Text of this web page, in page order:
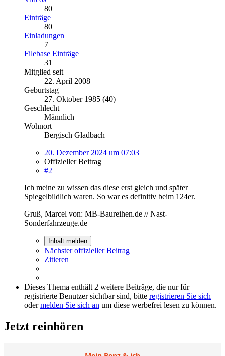
80
Einträge
80
Einladungen
7
Filebase Einträge
31
Mitglied seit
22. April 2008
Geburtstag
27. Oktober 1985 (40)
Geschlecht
Männlich
Wohnort
Bergisch Gladbach
20. Dezember 2024 um 07:03
Offizieller Beitrag
#2
Ich meine zu wissen das diese erst gleich und später
Spiegelbildlich waren. So war es definitiv beim 124er.
Gruß, Marcel von: MB-Baureihen.de // Nast-
Sonderfahrzeuge.de
Inhalt melden
Nächster offizieller Beitrag
Zitieren
Dieses Thema enthält 2 weitere Beiträge, die nur für
registrierte Benutzer sichtbar sind, bitte registrieren Sie sich
odermelden Sie sich an um diese werbefrei lesen zu können.
Jetzt reinhören